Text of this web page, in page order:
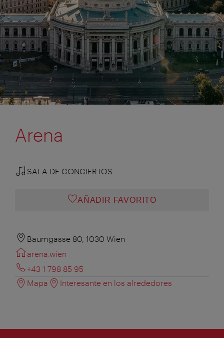
Arena
SALA DE CONCIERTOS
AÑADIR FAVORITO
Baumgasse 80, 1030 Wien
arena.wien
+43 1 798 85 95
Mapa
Interesante en los alrededores